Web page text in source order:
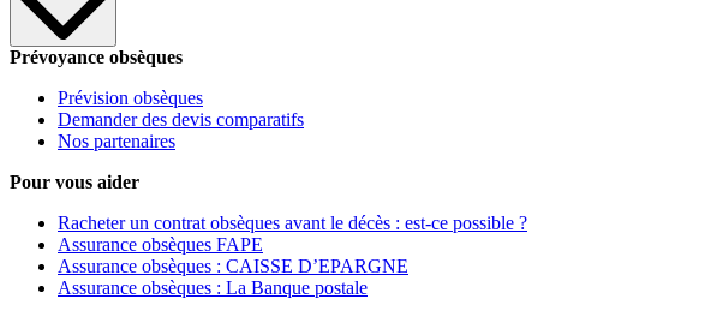
Prévoyance obsèques
Prévision obsèques
Demander des devis comparatifs
Nos partenaires
Pour vous aider
Racheter un contrat obsèques avant le décès : est-ce possible ?
Assurance obsèques FAPE
Assurance obsèques : CAISSE D’EPARGNE
Assurance obsèques : La Banque postale